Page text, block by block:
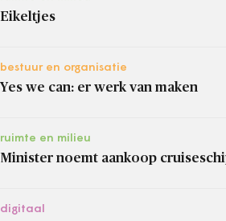
Eikeltjes
bestuur en organisatie
Yes we can: er werk van maken
ruimte en milieu
Minister noemt aankoop
digitaal